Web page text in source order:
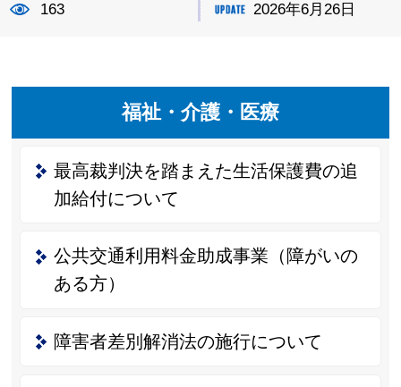
163 2026年6月26日
福祉・介護・医療
最高裁判決を踏まえた生活保護費の追
加給付について
公共交通利用料金助成事業（障がいの
ある方）
障害者差別解消法の施行について